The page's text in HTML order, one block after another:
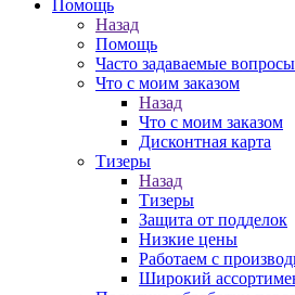
Помощь
Назад
Помощь
Часто задаваемые вопросы
Что с моим заказом
Назад
Что с моим заказом
Дисконтная карта
Тизеры
Назад
Тизеры
Защита от подделок
Низкие цены
Работаем с
Широкий